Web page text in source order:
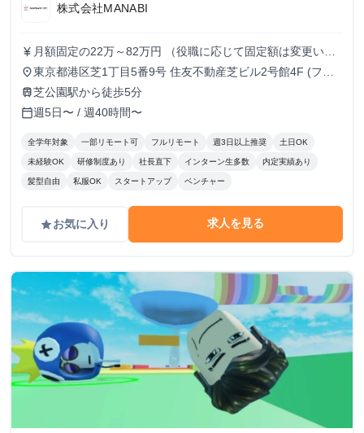
株式会社MANABI
currency_yen 月額固定の22万～82万円 （役職に応じて固定額は変更いた
します）
place東京都港区芝1丁目5番9号 住友不動産芝ビル2号館4F (フル
リモート/出勤は自由です)
train芝公園駅から徒歩5分
calendar_today週5日〜 / 週40時間〜
全学年対象 一部リモート可 フルリモート 週3日以上推奨 土日OK
未経験OK 研修制度あり 社長直下 インターン生多数 内定実績あり
髪型自由 私服OK スタートアップ ベンチャー
gradeお気に入り 求人を見る